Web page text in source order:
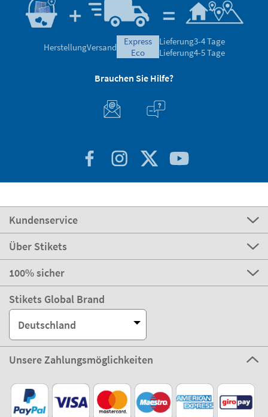
HerstellungVersand
express
eco
Lieferung3-4 Tage
Lieferung4-5 Tage
Brauchen Sie Hilfe?
Kundenservice
Über Stikets
100% sicher
Stikets Global Brand
Deutschland
Unsere Zahlungsmöglichkeiten